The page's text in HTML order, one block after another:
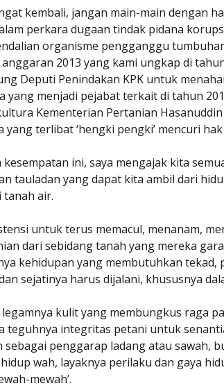
kembali, jangan main-main dengan
perkara dugaan tindak pidana
organisme pengganggu
2013 yang kami ungkap di
Deputi Penindakan KPK untuk
yang menjadi pejabat terkait di tahun
Kementerian Pertanian
yang terlibat ‘hengki pengki’ mencuri
kesempatan ini, saya mengajak kita
tauladan yang dapat kita ambil dari
tanah air.
untuk terus memacul, menanam,
dari sebidang tanah yang mereka
kehidupan yang membutuhkan
sejatinya harus dijalani, khususnya
kulit yang membungkus raga
teguhnya integritas petani untuk
sebagai penggarap ladang atau sawah,
wah, layaknya perilaku dan gaya
mewah’.